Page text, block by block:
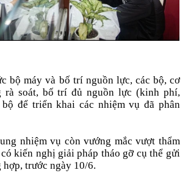
bộ máy và bố trí nguồn lực, các bộ, cơ
rà soát, bố trí đủ nguồn lực (kinh phí,
để triển khai các nhiệm vụ đã phân
nhiệm vụ còn vướng mắc vượt thẩm
kiến nghị giải pháp tháo gỡ cụ thể gửi
trước ngày 10/6.